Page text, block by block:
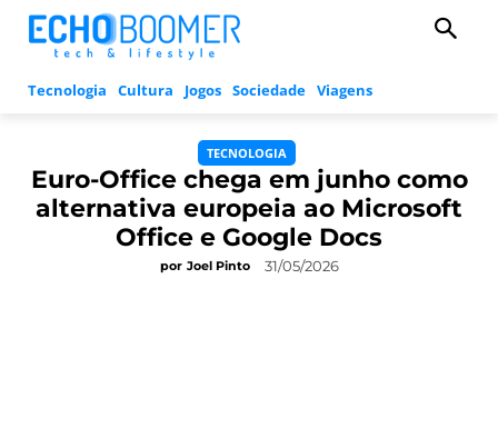
Tecnologia Cultura Jogos Sociedade Viagens
TECNOLOGIA
Euro-Office chega em junho como
alternativa europeia ao Microsoft
Office e Google Docs
por Joel Pinto 31/05/2026